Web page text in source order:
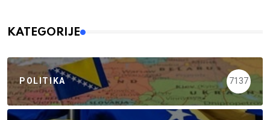
KATEGORIJE
POLITIKA 7137